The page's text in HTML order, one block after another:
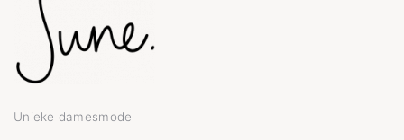
Unieke damesmode